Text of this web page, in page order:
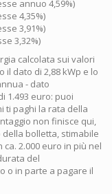
annuo 4,59%)
4,35%)
3,91%)
3,32%)
calcolata sui valori
il dato di 2,88 kWp e lo
- dato
1.493 euro: puoi
ti paghi la rata della
non finisce qui,
bolletta, stimabile
2.000 euro in più nel
del
o in parte a pagare il